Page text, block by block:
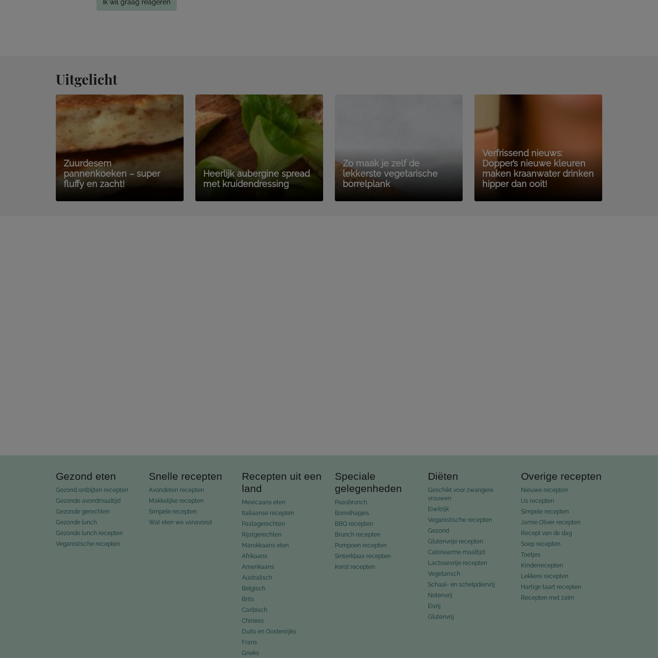
Ik wil graag reageren
Uitgelicht
Zuurdesem
pannenkoeken – super
fluffy en zacht!
Heerlijk aubergine spread
met kruidendressing
Zo maak je zelf de
lekkerste vegetarische
borrelplank
Verfrissend nieuws:
Dopper’s nieuwe kleuren
maken kraanwater drinken
hipper dan ooit!
Gezond eten
Gezond ontbijten recepten
Gezonde avondmaaltijd
Gezonde gerechten
Gezonde lunch
Gezonde lunch recepten
Veganistische recepten
Snelle recepten
Avondeten recepten
Makkelijke recepten
Simpele recepten
Wat eten we vanavond
Recepten uit een
land
Mexicaans eten
Italiaanse recepten
Pastagerechten
Rijstgerechten
Marokkaans eten
Afrikaans
Amerikaans
Australisch
Belgisch
Brits
Caribisch
Chinees
Duits en Oostenrijks
Frans
Grieks
Speciale
gelegenheden
Paasbrunch
Borrelhapjes
BBQ recepten
Brunch recepten
Pompoen recepten
Sinterklaas recepten
Kerst recepten
Diëten
Geschikt voor zwangere
vrouwen
Eiwitrijk
Veganistische recepten
Gezond
Glutenvrije recepten
Caloriearme maaltijd
Lactosevrije recepten
Vegetarisch
Schaal- en schelpdiervrij
Notenvrij
Eivrij
Glutenvrij
Overige recepten
Nieuwe recepten
IJs recepten
Simpele recepten
Jamie Oliver recepten
Recept van de dag
Soep recepten
Toetjes
Kinderrecepten
Lekkere recepten
Hartige taart recepten
Recepten met zalm